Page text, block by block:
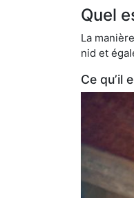
Quel
La
nid et
Ce qu’il